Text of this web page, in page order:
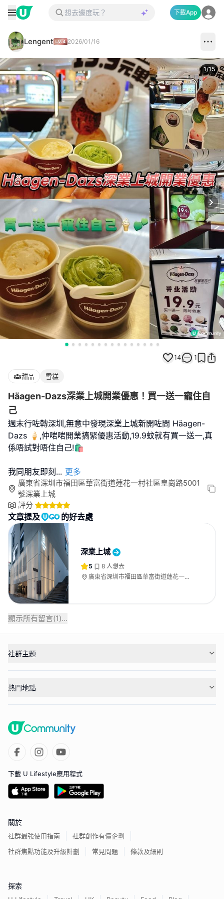
下載App
Lengent 2026/01/16
1/15
14 1
甜品 雪糕
Häagen-Dazs深業上城開業優惠！買一送一寵住自
己
週末行咗轉深圳,無意中發現深業上城新開咗間 Häagen-
Dazs 🍦,仲啱啱開業搞緊優惠活動,19.9蚊就有買一送一,真
係唔試對唔住自己!🛍️
我同朋友即刻 ... 更多
廣東省深圳市福田區華富街道蓮花一村社區皇崗路5001
號深業上城
評分
文章提及 的好去處
深業上城
5 8 人想去
廣東省深圳市福田區華富街道蓮花一村
顯示所有留言(1)...
社群主題
熱門地點
下載 U Lifestyle應用程式
關於
社群最強使用指南
社群創作有價企劃
社群焦點功能及升級計劃
常見問題 條款及細則
探索